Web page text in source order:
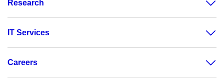
Research
IT Services
Careers